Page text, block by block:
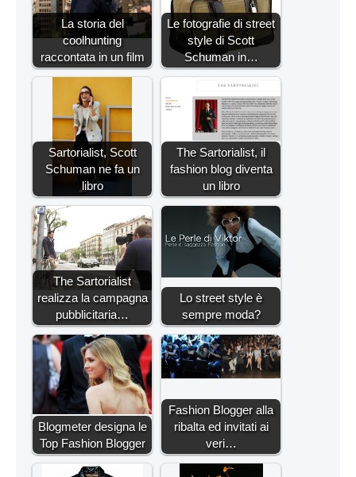
La storia del
coolhunting
raccontata in un film
Le fotografie di street
style di Scott
Schuman in…
Sartorialist, Scott
Schuman ne fa un
libro
The Sartorialist, il
fashion blog diventa
un libro
The Sartorialist
realizza la campagna
pubblicitaria…
Lo street style è
sempre moda?
Blogmeter designa le
Top Fashion Blogger
Fashion Blogger alla
ribalta ed invitati ai
veri…